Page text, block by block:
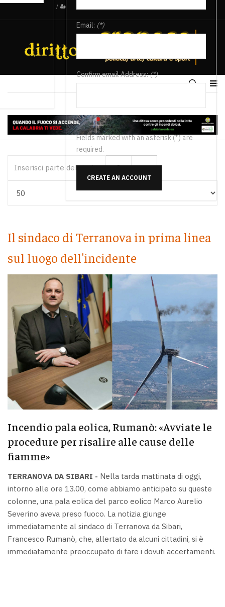
/
Email: (*)
Confirm email Address:(*)
Fields marked with an asterisk (*) are
required.
CREATE AN ACCOUNT
Il sindaco di Terranova in prima linea
sul luogo dell'incidente
Incendio pala eolica, Rumanò: «Avviate le
procedure per risalire alle cause delle
fiamme»
TERRANOVA DA SIBARI - Nella tarda mattinata di oggi,
intorno alle ore 13.00, come abbiamo anticipato su queste
colonne, una pala eolica del parco eolico Marco Aurelio
Severino aveva preso fuoco. La notizia giunge
immediatamente al sindaco di Terranova da Sibari,
Francesco Rumanò, che, allertato da alcuni cittadini, si è
immediatamente preoccupato di fare i dovuti accertamenti.